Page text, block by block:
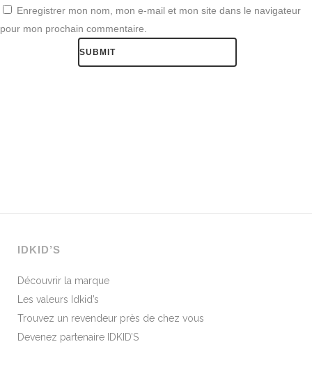
Enregistrer mon nom, mon e-mail et mon site dans le navigateur
pour mon prochain commentaire.
IDKID’S
Découvrir la marque
Les valeurs Idkid’s
Trouvez un revendeur près de chez vous
Devenez partenaire IDKID’S